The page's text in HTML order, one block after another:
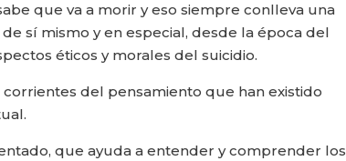
que va a morir y eso siempre conlleva una
sí mismo y en especial, desde la época del
éticos y morales del suicidio.
del pensamiento que han existido
que ayuda a entender y comprender los